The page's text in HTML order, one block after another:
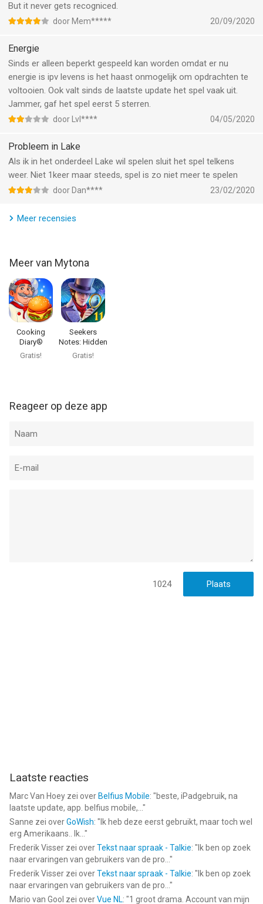
Stay informed, be the first to know, and connect with players
worldwide on our social media:
https://www.facebook.com/gaming/RavenhillGameMYTONA
Instagram: https://www.instagram.com/ravenhill_official/
YouTube: https://www.youtube.com/@Ravenhill_official
Are you ready for a big adventure? Then let's go!
Ravenhill: Find Hidden Objects van Mytona is een app voor
iPhone, iPad en iPod touch met iOS versie 15.0 of hoger,
geschikt bevonden voor gebruikers met leeftijden vanaf12 jaar.
Informatie voor Ravenhill: Find Hidden Objectsis het laatst
But it never gets recogniced.
door Mem***** 20/09/2020
Energie
Sinds er alleen beperkt gespeeld kan worden omdat er nu
energie is ipv levens is het haast onmogelijk om opdrachten te
voltooien. Ook valt sinds de laatste update het spel vaak uit.
Jammer, gaf het spel eerst 5 sterren.
door Lvl**** 04/05/2020
Probleem in Lake
Als ik in het onderdeel Lake wil spelen sluit het spel telkens
weer. Niet 1keer maar steeds, spel is zo niet meer te spelen
door Dan**** 23/02/2020
Meer recensies
Meer van Mytona
Cooking
Diary®
Restaurant
Gratis!
Seekers
Notes: Hidden
Objects
Gratis!
Reageer op deze app
1024
Laatste reacties
Marc Van Hoey zei over Belfius Mobile: "beste, iPadgebruik, na
laatste update, app. belfius mobile,... "
Sanne zei overGoWish: " Ik heb deze eerst gebruikt, maar toch wel
erg Amerikaans.. Ik... "
Frederik Visser zei overTekst naar spraak - Talkie: " Ik ben op zoek
naar ervaringen van gebruikers van de pro... "
Frederik Visser zei overTekst naar spraak - Talkie: " Ik ben op zoek
naar ervaringen van gebruikers van de pro... "
Mario van Gool zei overVue NL: "1 groot drama. Account van mijn